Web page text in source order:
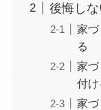
後悔し
家
る
家
付け
家